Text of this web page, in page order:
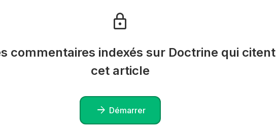
commentaires indexés sur Doctrine qui citent
cet article
Démarrer